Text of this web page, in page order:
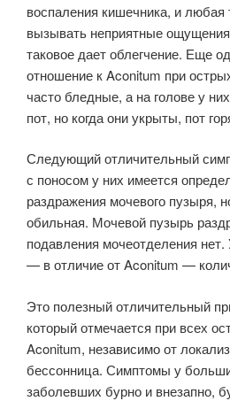
воспаления кишечника, и любая
вызы­вать неприятные
таковое дает облегчение. Еще
отношение к Aconitum при
часто бледные, а на голове у
пот, но когда они укрыты, пот
Следующий отличительный
с поносом у них имеется
раздражения мочевого пузыря,
обильная. Мочевой пузырь
подавления мочеотделения
— в отличие от Aconitum —
Это полезный отличительный
который отмечается при всех
Aconitum, независимо от
бессонница. Симптомы у
заболевших бурно и внезапно,